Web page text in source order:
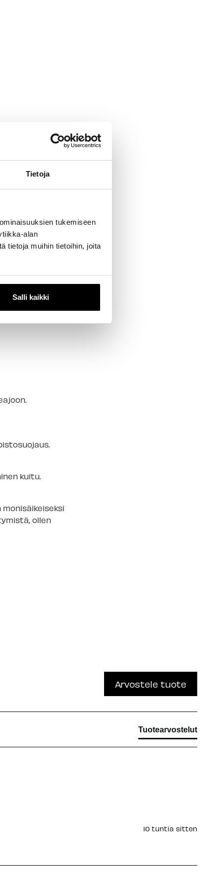
Tietoja
tukemiseen
alan
tietoja muihin tietoihin, joita
Salli kaikki
kuitu.
ollen
Arvostele tuote
Tuotearvostelut
10 tuntia sitten